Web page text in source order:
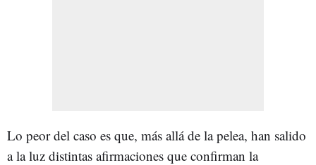
Lo peor del caso es que, más allá de la pelea, han salido
a la luz distintas afirmaciones que confirman la